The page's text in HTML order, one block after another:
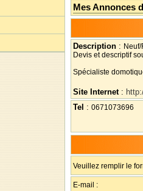
Mes Annonces
Description :
Devis et descriptif
Spécialiste
Site Internet:
Tel : 0671073696
Veuillez remplir le
E-mail :